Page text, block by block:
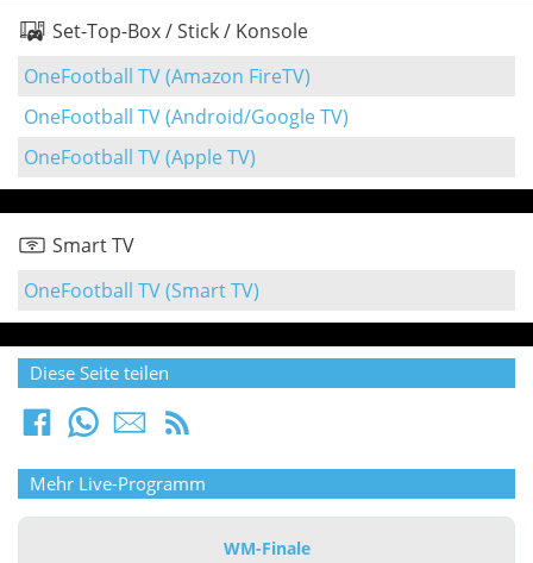
Set-Top-Box / Stick / Konsole
OneFootball TV (Amazon FireTV)
OneFootball TV (Android/Google TV)
OneFootball TV (Apple TV)
Smart TV
OneFootball TV (Smart TV)
Diese Seite teilen
Mehr Live-Programm
WM-Finale